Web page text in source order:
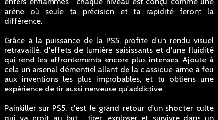
arène où seule ta précision et ta rapidité feront la
différence.
Grâce à la puissance de la PS5, profite d'un rendu visuel
retravaillé, d'effets de lumière saisissants et d'une fluidité
qui rend les affrontements encore plus intenses. Ajoute à
cela un arsenal démentiel allant de la classique arme à feu
aux inventions les plus improbables, et tu obtiens une
expérience de tir aussi nerveuse qu'addictive.
Painkiller sur PS5, c'est le grand retour d'un shooter culte
qui va droit au but : tirer, exploser et survivre dans un